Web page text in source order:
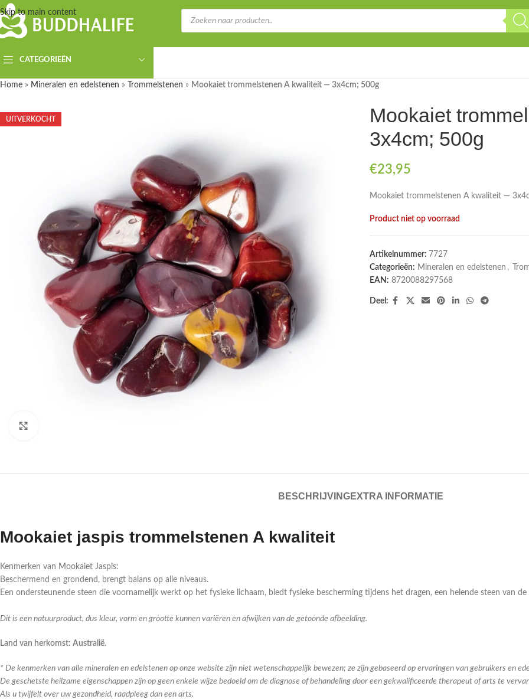
Skip to main content
CATEGORIEËN
Home » Mineralen en edelstenen » Trommelstenen » Mookaiet trommelstenen A kwaliteit — 3x4cm; 500g
UITVERKOCHT
Mookaiet
3x4cm; 500g
€23,95
Mookaiet trommelstenen A kwaliteit —
Product niet op voorraad
Artikelnummer: 7727
Categorieën: Mineralen en edelstenen ,
EAN: 8720088297568
Deel:
BESCHRIJVINGEXTRA INFORMATIE
Mookaiet jaspis trommelstenen A kwaliteit
Kenmerken van Mookaiet Jaspis:
Beschermend en grondend, brengt balans op alle niveaus.
Een ondersteunende steen die voornamelijk werkt op het fysieke lichaam, biedt fysieke bescherming tijdens het dragen, een helende steen van de
Dit is een natuurproduct, dus kleur, vorm en grootte kunnen variëren en afwijken van de getoonde afbeelding.
Land van herkomst: Australië.
* De kenmerken van alle mineralen en edelstenen op onze website zijn niet wetenschappelijk bewezen; ze zijn gebaseerd op ervaringen van gebruikers en
De geschetste heilzame eigenschappen zijn op geen enkele wijze bedoeld om de diagnose of behandeling door een gekwalificeerde therapeut of arts te
Als u twijfelt over uw gezondheid, raadpleeg dan een arts.